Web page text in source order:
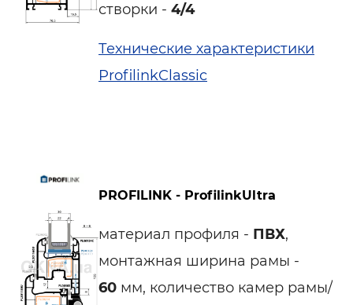
створки - 4/4
Технические характеристики
ProfilinkClassic
PROFILINK - ProfilinkUltra
материал профиля - ПВХ,
монтажная ширина рамы -
60 мм, количество камер рамы/